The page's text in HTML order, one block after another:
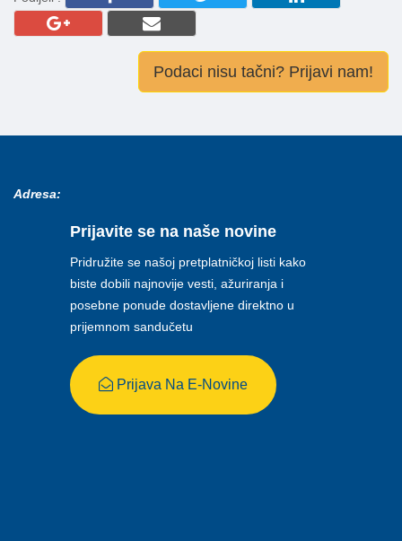
Podaci nisu tačni? Prijavi nam!
Adresa:
Prijavite se na naše novine
Pridružite se našoj pretplatničkoj listi kako
biste dobili najnovije vesti, ažuriranja i
posebne ponude dostavljene direktno u
prijemnom sandučetu
Prijava Na E-Novine